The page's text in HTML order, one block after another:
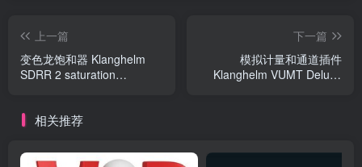
上一篇
变色龙饱和器 Klanghelm
SDRR 2 saturation
下一篇
模拟计量和通道插件
Klanghelm VUMT Deluxe
相关推荐